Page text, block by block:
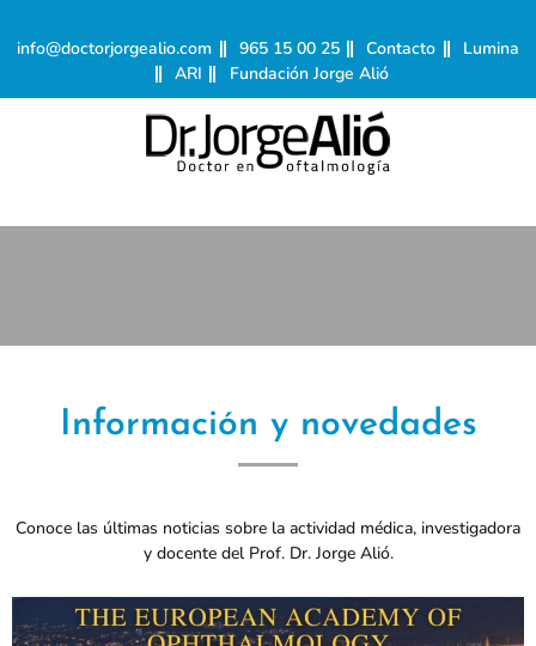
info@doctorjorgealio.com 965 15 00 25 Contacto
Lumina
ARI
Fundación Jorge Alió
Información y novedades
Conoce las últimas noticias sobre la actividad médica, investigadora
y docente del Prof. Dr. Jorge Alió.